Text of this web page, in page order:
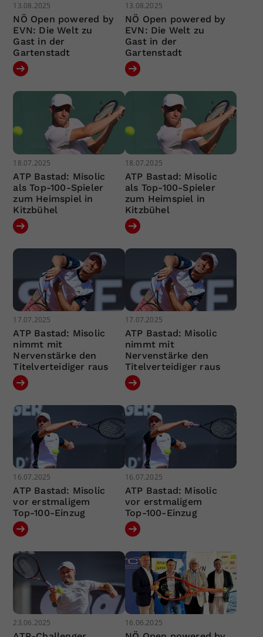
13.08.2025
NÖ Open powered by
EVN: Die Welt zu
Gast in der
Gartenstadt
13.08.2025
NÖ Open powered by
EVN: Die Welt zu
Gast in der
Gartenstadt
18.07.2025
ATP Bastad: Misolic
als Top-100-Spieler
zum Heimspiel in
Kitzbühel
18.07.2025
ATP Bastad: Misolic
als Top-100-Spieler
zum Heimspiel in
Kitzbühel
17.07.2025
ATP Bastad: Misolic
nimmt mit
Nervenstärke den
Titelverteidiger raus
17.07.2025
ATP Bastad: Misolic
nimmt mit
Nervenstärke den
Titelverteidiger raus
16.07.2025
ATP Bastad: Misolic
vor erstmaligem
Top-100-Einzug
16.07.2025
ATP Bastad: Misolic
vor erstmaligem
Top-100-Einzug
23.06.2025 16.06.2025